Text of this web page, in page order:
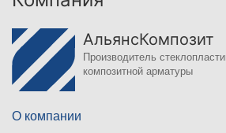
АльянсКомпозит
Производитель
композитной арматуры
О компании